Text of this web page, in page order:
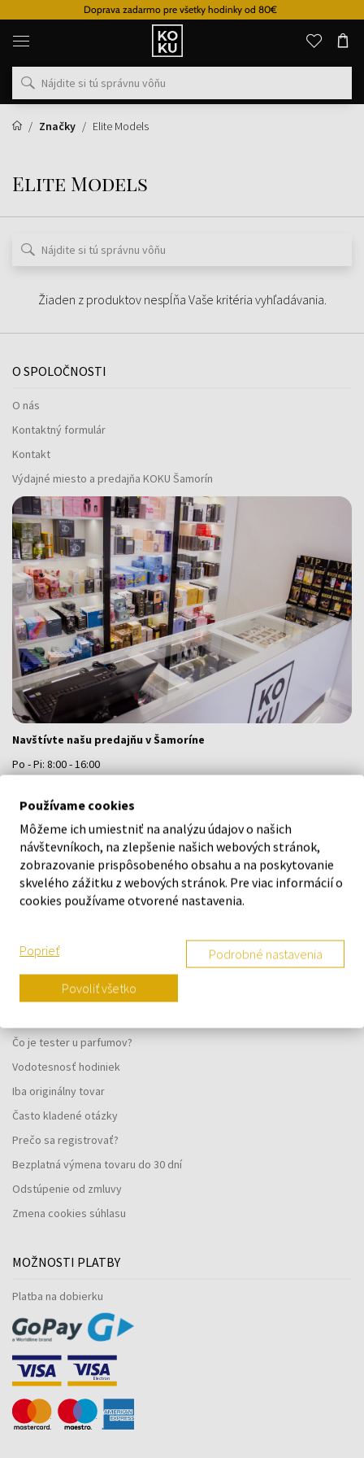
Doprava zadarmo pre všetky hodinky od 80€
Originálne
parfémy
hodinky
na
mieste
Značky
Elite Models
Elite Models
Žiaden z produktov nespĺňa Vaše kritéria vyhľadávania.
O SPOLOČNOSTI
O nás
Kontaktný formulár
Kontakt
Výdajné miesto a predajňa KOKU Šamorín
Navštívte našu predajňu v Šamoríne
Po - Pi: 8:00 - 16:00
VŠETKO O NÁKUPE
Vernostný systém
Všeobecné obchodné podmienky
Reklamačný formulár
Kedy obdržím objednaný tovar?
Čo je tester u parfumov?
Vodotesnosť hodiniek
Iba originálny tovar
Často kladené otázky
Prečo sa registrovať?
Bezplatná výmena tovaru do 30 dní
Odstúpenie od zmluvy
Zmena cookies súhlasu
MOŽNOSTI PLATBY
Platba na dobierku
Používame cookies
Môžeme ich umiestniť na analýzu údajov o našich
návštevníkoch, na zlepšenie našich webových stránok,
zobrazovanie prispôsobeného obsahu a na poskytovanie
skvelého zážitku z webových stránok. Pre viac informácií o
cookies používame otvorené nastavenia.
Poprieť Podrobné nastavenia
Povoliť všetko